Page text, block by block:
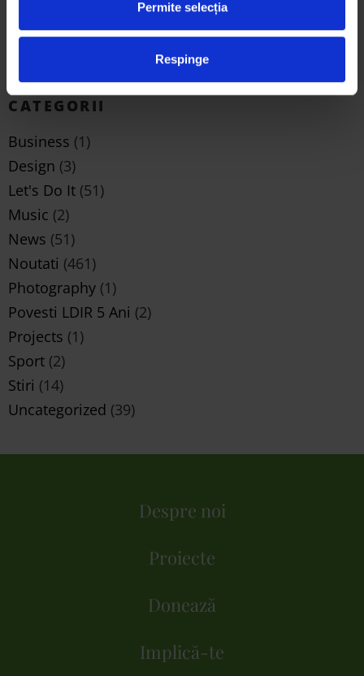
Permite selecția
Respinge
Arta eco prin ochii studenților: 3 proiecte
semifinaliste Trash Art de la Universitatea de Arte din
CATEGORII
Business (1)
Design (3)
Let's Do It (51)
Music (2)
News (51)
Noutati (461)
Photography (1)
Povesti LDIR 5 Ani (2)
Projects (1)
Sport (2)
Stiri (14)
Uncategorized (39)
Despre noi
Proiecte
Donează
Implică-te